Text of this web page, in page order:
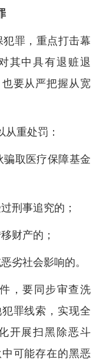
罪，重点打击幕
其中具有退赃退
要从严把握从宽
重处罚：
取医疗保障基金
刑事追究的；
财产的；
社会影响的。
，要同步审查洗
罪线索，实现全
开展扫黑除恶斗
可能存在的黑恶